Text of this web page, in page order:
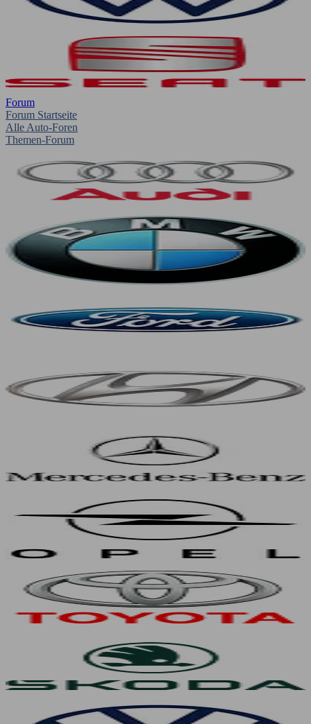
Forum
Forum Startseite
Alle Auto-Foren
Themen-Forum